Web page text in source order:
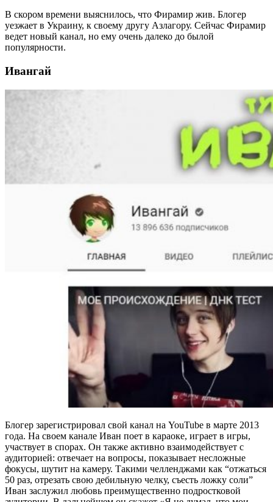
В скором времени выяснилось, что Фирамир жив. Блогер
уезжает в Украину, к своему другу Азлагору. Сейчас Фирамир
ведет новый канал, но ему очень далеко до былой
популярности.
Ивангай
Блогер зарегистрировал свой канал на YouTube в марте 2013
года. На своем канале Иван поет в караоке, играет в игры,
участвует в спорах. Он также активно взаимодействует с
аудиторией: отвечает на вопросы, показывает несложные
фокусы, шутит на камеру. Такими челленджами как “отжаться
50 раз, отрезать свою дебильную челку, съесть ложку соли”
Иван заслужил любовь преимущественно подростковой